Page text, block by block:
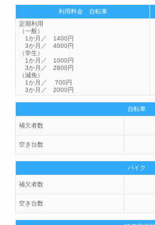
利用料金 自転車
定期利用
（一般）
1か月／ 1400円
3か月／ 4000円
（学生）
1か月／ 1000円
3か月／ 2800円
（減免）
1か月／ 700円
3か月／ 2000円
自転車
補欠者数
空き台数
バイク
補欠者数
空き台数